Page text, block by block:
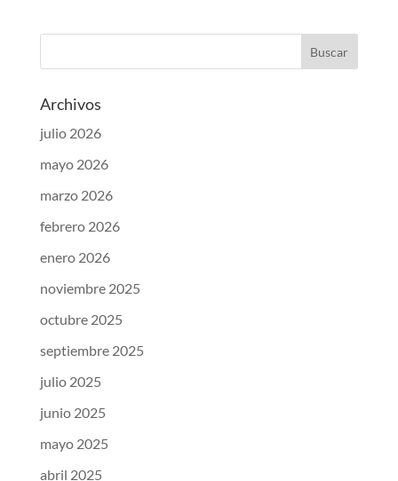
Archivos
julio 2026
mayo 2026
marzo 2026
febrero 2026
enero 2026
noviembre 2025
octubre 2025
septiembre 2025
julio 2025
junio 2025
mayo 2025
abril 2025